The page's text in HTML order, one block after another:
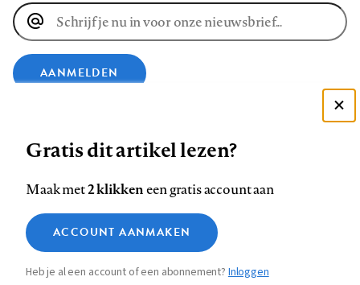
E-
mailadres
AANMELDEN
op
Facebook
op
LinkedIn
op
Bluesky
ons
op
InstagramYouTube
Footer
Contact Colofon Disclaimer Privacy
Medische vragen verdienen
betrouwbare antwoorden
Zie onze cookie policy
Analytische cookies
Marketing cookies
Gratis dit artikel lezen?
Maak met2 klikkeneen gratis account aan
ACCOUNT AANMAKEN
Heb je al een account of een abonnement?Inloggen